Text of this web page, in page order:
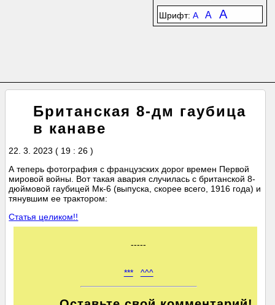
Шрифт: A A A
Британская 8-дм гаубица
в канаве
22. 3. 2023 ( 19 : 26 )
А теперь фотография с французских дорог времен Первой
мировой войны. Вот такая авария случилась с британской 8-
дюймовой гаубицей Мк-6 (выпуска, скорее всего, 1916 года) и
тянувшим ее трактором:
Статья целиком!!
-----
*** ^^^